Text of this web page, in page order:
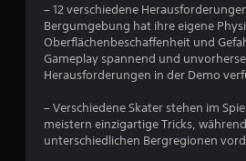
– 12 verschiedene
Bergumgebung hat ihre eigene
Oberflächenbeschaffenheit und
Gameplay spannend und
Herausforderungen in der Demo
– Verschiedene Skater stehen im
meistern einzigartige Tricks,
unterschiedlichen Bergregionen